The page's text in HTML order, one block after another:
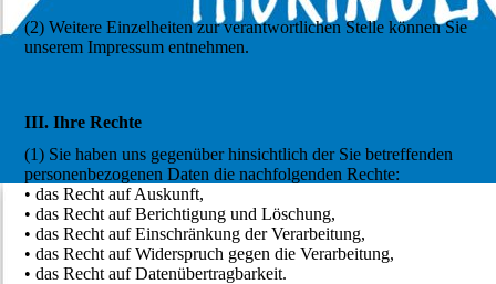
(2) Weitere Einzelheiten zur verantwortlichen Stelle können Sie
unserem Impressum entnehmen.
III. Ihre Rechte
(1) Sie haben uns gegenüber hinsichtlich der Sie betreffenden
personenbezogenen Daten die nachfolgenden Rechte:
• das Recht auf Auskunft,
• das Recht auf Berichtigung und Löschung,
• das Recht auf Einschränkung der Verarbeitung,
• das Recht auf Widerspruch gegen die Verarbeitung,
• das Recht auf Datenübertragbarkeit.